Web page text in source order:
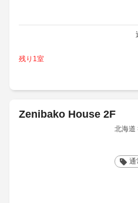
残り1室
Zenibako House 2F
北海道
通